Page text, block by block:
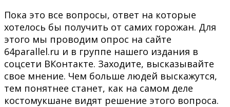
Пока это все вопросы, ответ на которые
хотелось бы получить от самих горожан. Для
этого мы проводим опрос на сайте
64parallel.ru и в группе нашего издания в
соцсети ВКонтакте. Заходите, высказывайте
свое мнение. Чем больше людей выскажутся,
тем понятнее станет, как на самом деле
костомукшане видят решение этого вопроса.